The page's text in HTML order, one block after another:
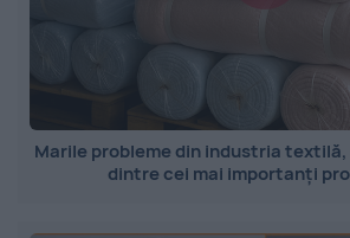
Marile probleme din industria
dintre cei mai importanți